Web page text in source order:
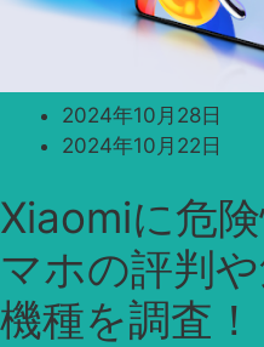
2024年10月28日
2024年10月22日
Xiaomiに危
マホの評判
機種を調査！